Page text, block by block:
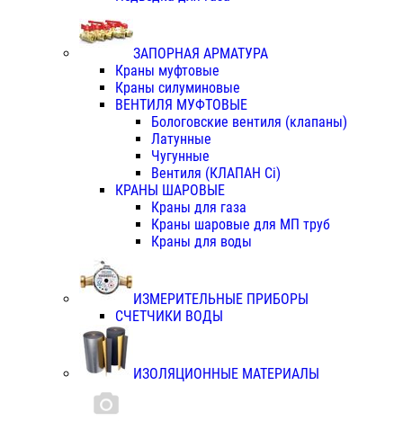
ЗАПОРНАЯ АРМАТУРА
Краны муфтовые
Краны силуминовые
ВЕНТИЛЯ МУФТОВЫЕ
Бологовские вентиля (клапаны)
Латунные
Чугунные
Вентиля (КЛАПАН Сi)
КРАНЫ ШАРОВЫЕ
Краны для газа
Краны шаровые для МП труб
Краны для воды
ИЗМЕРИТЕЛЬНЫЕ ПРИБОРЫ
СЧЕТЧИКИ ВОДЫ
ИЗОЛЯЦИОННЫЕ МАТЕРИАЛЫ